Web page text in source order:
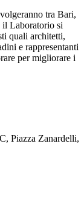
tra Bari,
il Laboratorio si
quali architetti,
e rappresentanti
per migliorare i
Piazza Zanardelli,